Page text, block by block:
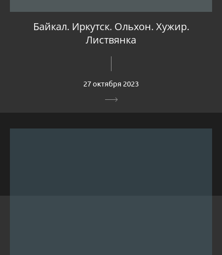
Байкал. Иркутск. Ольхон. Хужир.
Листвянка
27 октября 2023